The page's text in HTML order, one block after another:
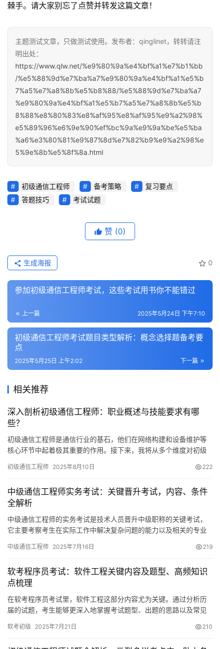
棘手。请大家别忘了点赞并转发这篇文章！
主题测试文章，只做测试使用。发布者：qinglinet，转转请注
明出处：
https://www.qlw.net/%e9%80%9a%e4%bf%a1%e7%b1%bb
/%e5%88%9d%e7%ba%a7%e9%80%9a%e4%bf%a1%e5%b
7%a5%e7%a8%8b%e5%b8%88/%e5%88%9d%e7%ba%a7
%e9%80%9a%e4%bf%a1%e5%b7%a5%e7%a8%8b%e5%b
8%88%e8%80%83%e8%af%95%e8%af%95%e9%a2%98%
e5%89%96%e6%9e%90%ef%bc%9a%e9%9a%be%e5%ba
%a6%e3%80%81%e9%87%8d%e7%82%b9%e9%a2%98%e
5%9e%8b%e5%8f%8a.html
初级通信工程师 备考策略
复习要点
答题技巧
考试试题
赞 (0)
0
生成海报
参加初级通信工程师考试，这些考试用书你不能错过
上一篇 2025年5月24日 下午7:10
初级通信工程师考试题目类型解析：概念选择题备考要
点
下一篇
2025年5月25日 上午2:02
相关推荐
深入剖析初级通信工程师：职业概述与技能要求有哪
些？
初级通信工程师是通信行业的基石，他们在网络构建和设备维护等
核心环节中起着极其重要的作用。接下来，我将从多个维度对初级
初级通信工程师 2025年8月10日 222
中级通信工程师实务考试：关键晋升考试，内容、条件
全解析
中级通信工程师的实务考试是技术人员晋升中级职称的关键考试，
它主要考察考生在实际工作中解决复杂问题的能力以及相关的专业
中级通信工程师 2025年7月16日 219
软考程序员考试：软件工程关键内容及题型、高频知识
点梳理
在软考程序员考试里，软件工程这部分内容尤为关键。通过分析历
届的试题，考生能够更深入地掌握考试题型、出题的思路以及常见
软考初级 2025年7月21日 210